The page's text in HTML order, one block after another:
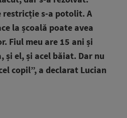
restricție s-a potolit. A
la școală poate avea
Fiul meu are 15 ani și
și el, și acel băiat. Dar nu
copil”, a declarat Lucian